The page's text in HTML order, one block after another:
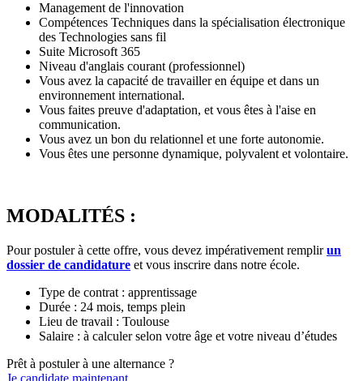
Management de l'innovation
Compétences Techniques dans la spécialisation électronique
des Technologies sans fil
Suite Microsoft 365
Niveau d'anglais courant (professionnel)
Vous avez la capacité de travailler en équipe et dans un
environnement international.
Vous faites preuve d'adaptation, et vous êtes à l'aise en
communication.
Vous avez un bon du relationnel et une forte autonomie.
Vous êtes une personne dynamique, polyvalent et volontaire.
MODALITÉS :
Pour postuler à cette offre, vous devez impérativement remplirun
dossier de candidature et vous inscrire dans notre école.
Type de contrat : apprentissage
Durée : 24 mois, temps plein
Lieu de travail : Toulouse
Salaire : à calculer selon votre âge et votre niveau d’études
Prêt à postuler à une alternance ?
Je candidate maintenant